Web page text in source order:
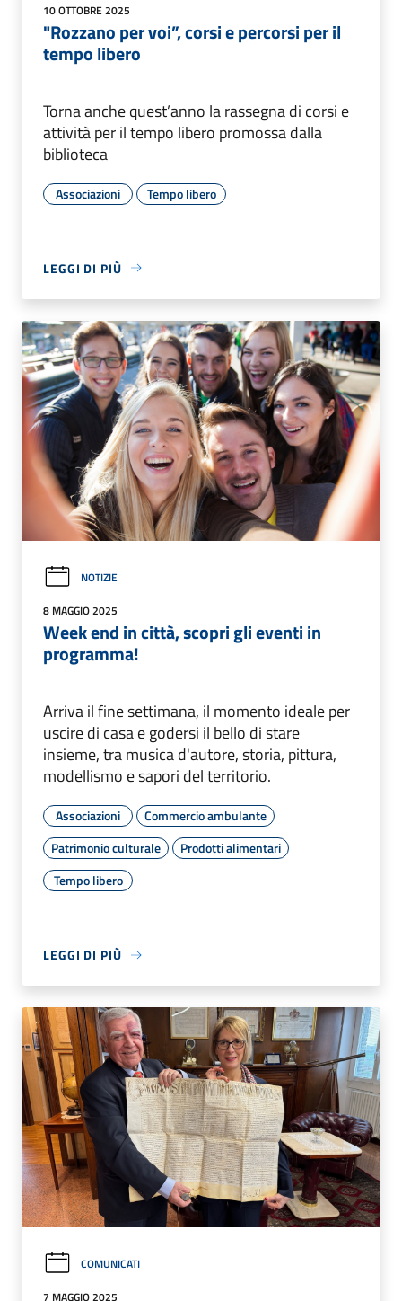
10 OTTOBRE 2025
"Rozzano per voi”, corsi e percorsi per il
tempo libero
Torna anche quest’anno la rassegna di corsi e
attività per il tempo libero promossa dalla
biblioteca
Associazioni Tempo libero
LEGGI DI PIÙ
NOTIZIE
8 MAGGIO 2025
Week end in città, scopri gli eventi in
programma!
Arriva il fine settimana, il momento ideale per
uscire di casa e godersi il bello di stare
insieme, tra musica d'autore, storia, pittura,
modellismo e sapori del territorio.
Associazioni
Commercio ambulante
Patrimonio culturale
Prodotti alimentari
Tempo libero
LEGGI DI PIÙ
COMUNICATI
7 MAGGIO 2025